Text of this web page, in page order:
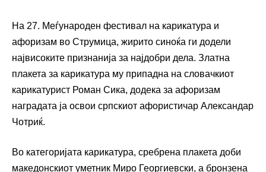
На 27. Меѓународен фестивал на карикатура и
афоризам во Струмица, жирито синоќа ги додели
највисоките признанија за најдобри дела. Златна
плакета за карикатура му припадна на словачкиот
карикатурист Роман Сика, додека за афоризам
наградата ја освои српскиот афористичар Александар
Чотриќ.
Во категоријата карикатура, сребрена плакета доби
македонскиот уметник Миро Георгиевски, а бронзена